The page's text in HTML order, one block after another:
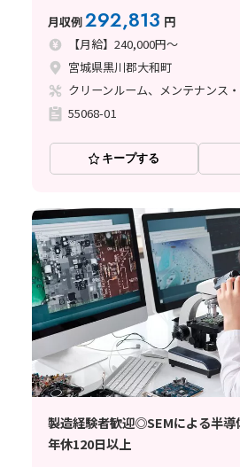
取得支援あり 未経験者歓迎＜宮
月収例292,813 円
【月給】240,000円～
宮城県黒川郡大和町
クリーンルーム、メンテナンス
55068-01
キープする
製造経験者歓迎◎SEMによる半導
年休120日以上